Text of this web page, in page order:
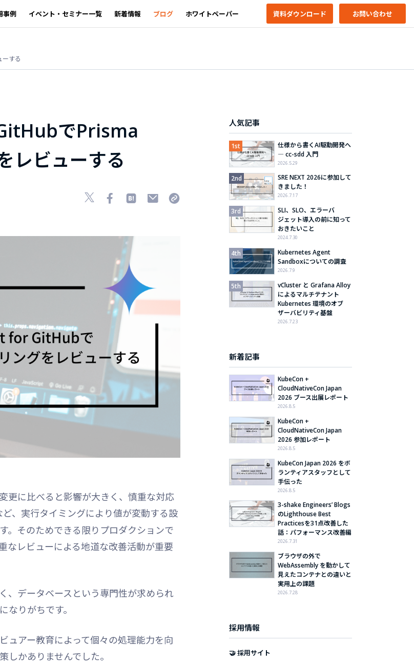
事例 イベント・セミナー一覧 新着情報 ブログ ホワイトペーパー 資料ダウンロード お問い合わせ
する
でPrisma
レビューする
更に比べると影響が大きく、慎重な対応
、実行タイミングにより値が変動する設
。そのためできる限りプロダクションで
なレビューによる地道な改善活動が重要
、データベースという専門性が求められ
なりがちです。
ュアー教育によって個々の処理能力を向
しかありませんでした。
人気記事
仕様から書くAI駆動開発へ
― cc-sdd 入門
2026.5.29
SRE NEXT 2026に参加して
きました！
2026.7.17
SLI、SLO、エラーバ
ジェット導入の前に知って
おきたいこと
2024.7.30
Kubernetes Agent
Sandboxについての調査
2026.7.9
vCluster と Grafana Alloy
によるマルチテナント
Kubernetes 環境のオブ
ザーバビリティ基盤
2026.7.23
新着記事
KubeCon +
CloudNativeCon Japan
2026 ブース出展レポート
2026.8.5
KubeCon +
CloudNativeCon Japan
2026 参加レポート
2026.8.5
KubeCon Japan 2026 をボ
ランティアスタッフとして
手伝った
2026.8.5
3-shake Engineers’ Blogs
のLighthouse Best
Practicesを31点改善した
話：パフォーマンス改善編
2026.7.31
ブラウザの外で
WebAssembly を動かして
見えたコンテナとの違いと
実用上の課題
2026.7.28
採用情報
🤝 採用サイト